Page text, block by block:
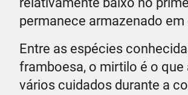
permanece armazenado
Entre as espécies
framboesa, o mirtilo é o
vários cuidados durante a